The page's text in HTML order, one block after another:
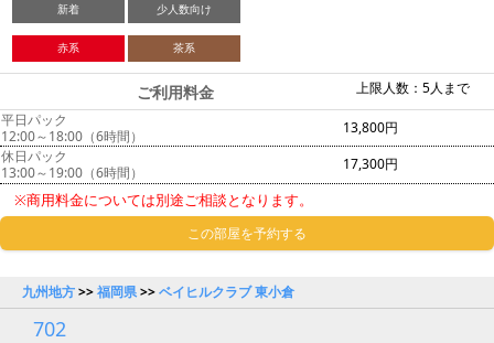
新着 少人数向け
赤系 茶系
上限人数：5人まで
ご利用料金
平日パック
12:00～18:00（6時間）
13,800円
休日パック
13:00～19:00（6時間）
17,300円
※商用料金については別途ご相談となります。
この部屋を予約する
九州地方>>福岡県>>ベイヒルクラブ 東小倉
702